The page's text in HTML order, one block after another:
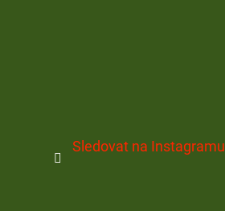
Sledovat na Instagramu